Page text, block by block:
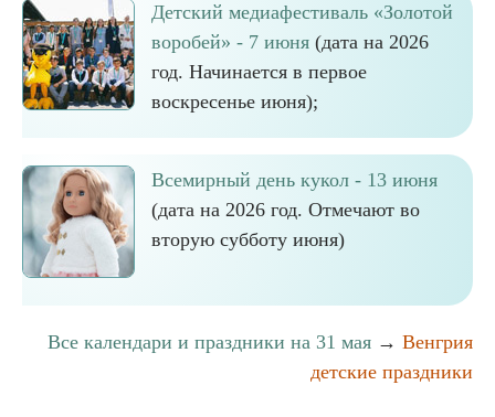
Детский медиафестиваль «Золотой
воробей» - 7 июня (дата на 2026
год. Начинается в первое
воскресенье июня);
Всемирный день кукол - 13 июня
(дата на 2026 год. Отмечают во
вторую субботу июня)
Все календари и праздники на 31 мая → Венгрия
детские праздники